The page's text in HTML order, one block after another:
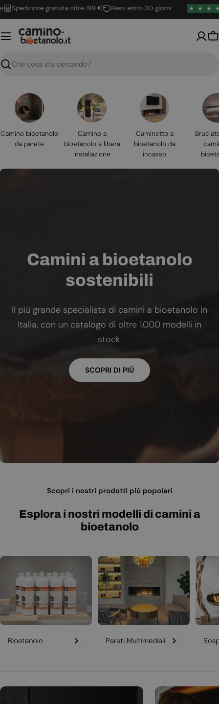
Vai
al
contenuto
gratuita oltre 199 € Reso entro 30 giorni
Ricerca
Camino bioetanolo
da parete
Camino a
bioetanolo a libera
installazione
Caminetto a
bioetanolo da
incasso
Camini a bioetanolo
sostenibili
Il più grande specialista di camini a bioetanolo in
Italia, con un catalogo di oltre 1.000 modelli in
stock.
SCOPRI DI PIÙ
Scopri i nostri prodotti più popolari
Esplora i nostri modelli di camini a
bioetanolo
Bioetanolo Pareti Multimediali